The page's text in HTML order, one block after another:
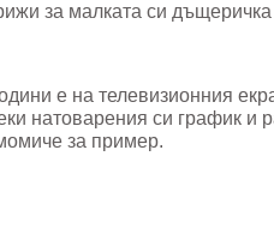
за малката си
е на телевизионния
натоварения си график и
за пример.